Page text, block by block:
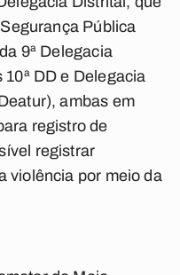
Pública
9ª Delegacia
DD e Delegacia
ambas em
registro de
registrar
violência por meio da